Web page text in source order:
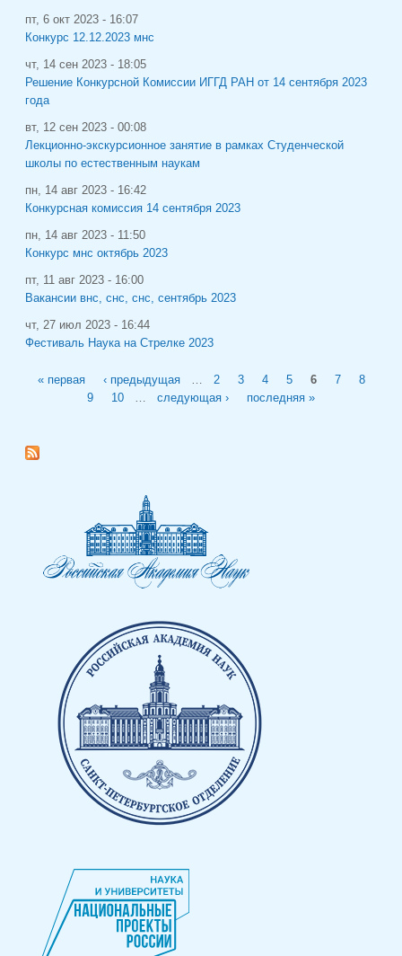
пт, 6 окт 2023 - 16:07
Конкурс 12.12.2023 мнс
чт, 14 сен 2023 - 18:05
Решение Конкурсной Комиссии ИГГД РАН от 14 сентября 2023
года
вт, 12 сен 2023 - 00:08
Лекционно-экскурсионное занятие в рамках Студенческой
школы по естественным наукам
пн, 14 авг 2023 - 16:42
Конкурсная комиссия 14 сентября 2023
пн, 14 авг 2023 - 11:50
Конкурс мнс октябрь 2023
пт, 11 авг 2023 - 16:00
Вакансии внс, снс, снс, сентябрь 2023
чт, 27 июл 2023 - 16:44
Фестиваль Наука на Стрелке 2023
« первая ‹ предыдущая 2 3 4 5 6 7
8
9
10 следующая › последняя »